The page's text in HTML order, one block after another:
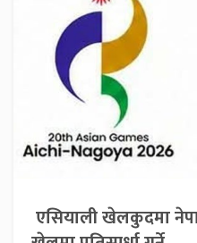
एसियाली खेलकुदमा